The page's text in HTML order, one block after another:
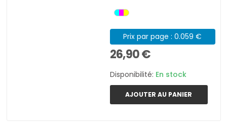
Prix par page : 0.059 €
26,90 €
Disponibilité: En stock
AJOUTER AU PANIER